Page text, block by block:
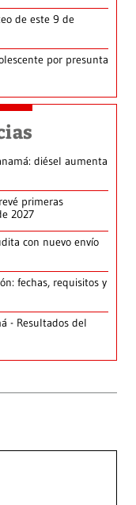
de este 9 de
por presunta
diésel aumenta
primeras
2027
con nuevo envío
fechas, requisitos y
- Resultados del